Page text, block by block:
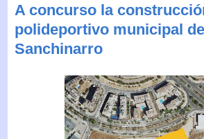
A concurso la
polideportivo municipal de
Sanchinarro